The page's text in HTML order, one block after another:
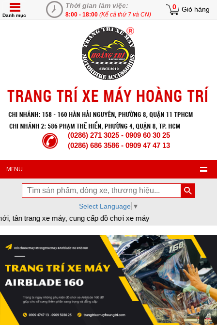
Thời gian làm việc:
8:00 - 18:00 (Kể cả thứ 7 và CN)
0 Giỏ hàng
Danh mục
(0286) 271 3025 - 0909 60 30 25
(0286) 686 3586 - 0909 47 47 13
MENU
Select Language ▼
máy, cung cấp đồ chơi xe máy